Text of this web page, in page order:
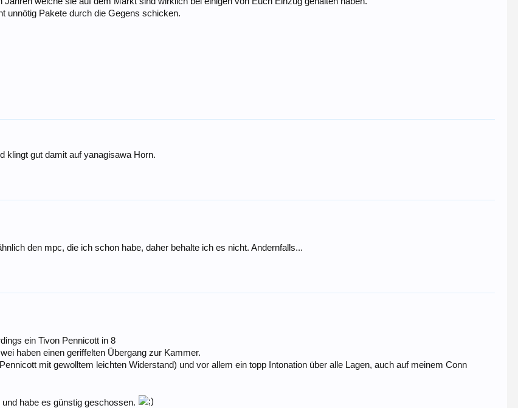
unnötig Pakete durch die Gegens schicken.
klingt gut damit auf yanagisawa Horn.
den mpc, die ich schon habe, daher behalte ich es nicht. Andernfalls...
ein Tivon Pennicott in 8
haben einen geriffelten Übergang zur Kammer.
mit gewolltem leichten Widerstand) und vor allem ein topp Intonation über alle Lagen, auch auf meinem Conn
habe es günstig geschossen.